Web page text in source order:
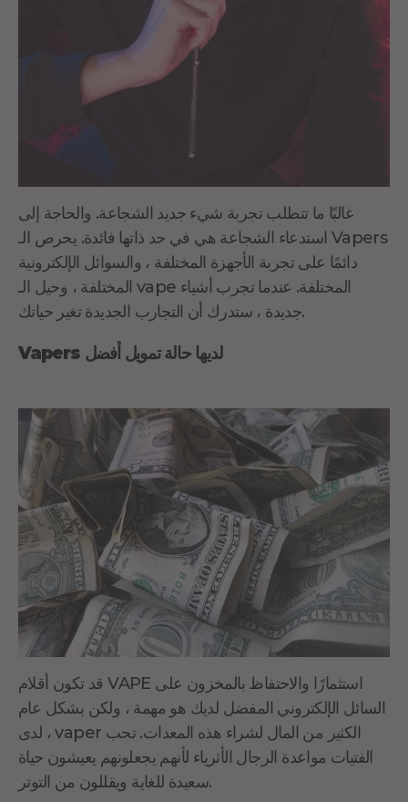
غالبًا ما تتطلب تجربة شيء جديد الشجاعة. والحاجة إلى
استدعاء الشجاعة هي في حد ذاتها فائدة. يحرص الـ Vapers
دائمًا على تجربة الأجهزة المختلفة ، والسوائل الإلكترونية
المختلفة ، وحيل الـ vape المختلفة. عندما تجرب أشياء
جديدة ، ستدرك أن التجارب الجديدة تغير حياتك.
Vapers لديها حالة تمويل أفضل
قد تكون أقلام VAPE استثمارًا والاحتفاظ بالمخزون على
السائل الإلكتروني المفضل لديك هو مهمة ، ولكن بشكل عام
، لدى vaper الكثير من المال لشراء هذه المعدات. تحب
الفتيات مواعدة الرجال الأثرياء لأنهم يجعلونهم يعيشون حياة
سعيدة للغاية ويقللون من التوتر.